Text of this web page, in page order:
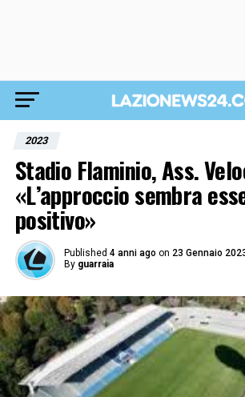
2023
Stadio Flaminio, Ass.
«L’approccio sembra
positivo»
Published 4 anni ago on 23 Gennaio
By guarraia